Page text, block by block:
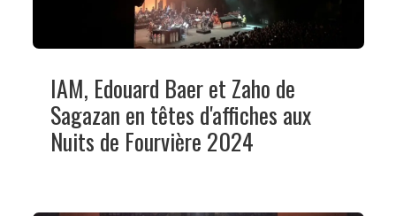
IAM, Edouard Baer et Zaho de
Sagazan en têtes d'affiches aux
Nuits de Fourvière 2024